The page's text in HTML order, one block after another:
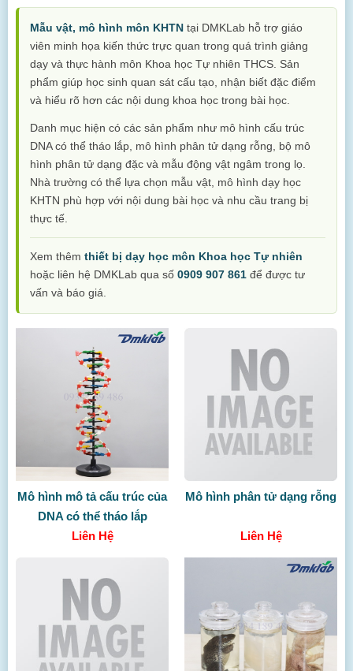
Mẫu vật, mô hình môn KHTN tại DMKLab hỗ trợ giáo
viên minh họa kiến thức trực quan trong quá trình giảng
dạy và thực hành môn Khoa học Tự nhiên THCS. Sản
phẩm giúp học sinh quan sát cấu tạo, nhận biết đặc điểm
và hiểu rõ hơn các nội dung khoa học trong bài học.
Danh mục hiện có các sản phẩm như mô hình cấu trúc
DNA có thể tháo lắp, mô hình phân tử dạng rỗng, bộ mô
hình phân tử dạng đặc và mẫu động vật ngâm trong lọ.
Nhà trường có thể lựa chọn mẫu vật, mô hình dạy học
KHTN phù hợp với nội dung bài học và nhu cầu trang bị
thực tế.
Xem thêm thiết bị dạy học môn Khoa học Tự nhiên
hoặc liên hệ DMKLab qua số 0909 907 861 để được tư
vấn và báo giá.
Mô hình mô tả cấu trúc của
DNA có thể tháo lắp
Liên Hệ
Mô hình phân tử dạng rỗng
Liên Hệ